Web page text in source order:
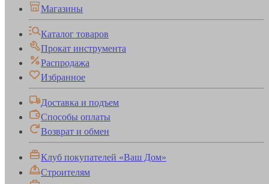
Магазины
Каталог товаров
Прокат инструмента
Распродажа
Избранное
Доставка и подъем
Способы оплаты
Возврат и обмен
Клуб покупателей «Ваш Дом»
Строителям